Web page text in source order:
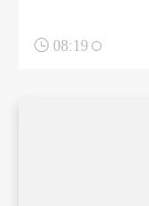
 08:19